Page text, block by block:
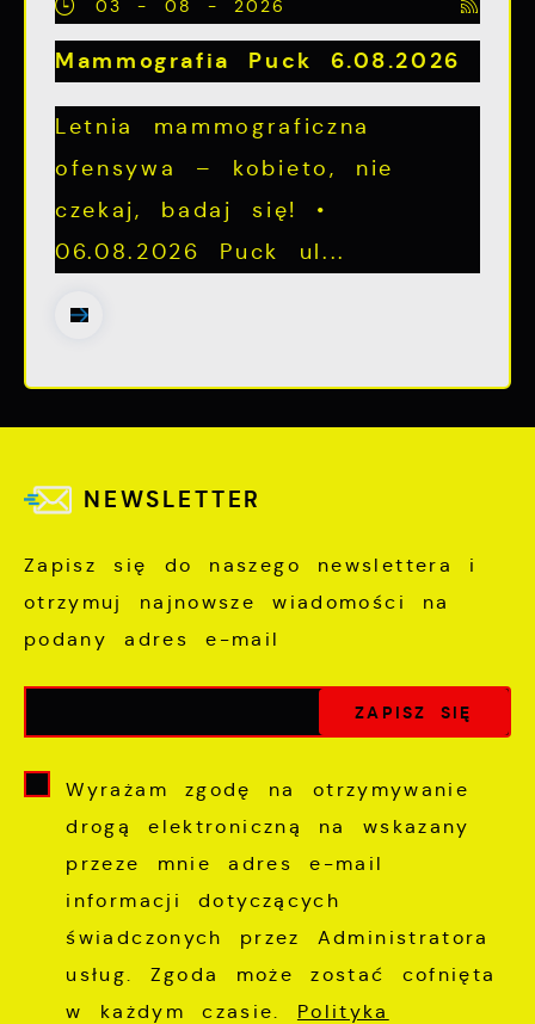
03 - 08 - 2026
Mammografia Puck 6.08.2026
Letnia mammograficzna
ofensywa – kobieto, nie
czekaj, badaj się! •
06.08.2026 Puck ul...
NEWSLETTER
Zapisz się do naszego newslettera i
otrzymuj najnowsze wiadomości na
podany adres e-mail
Wyrażam zgodę na otrzymywanie
drogą elektroniczną na wskazany
przeze mnie adres e-mail
informacji dotyczących
świadczonych przez Administratora
usług. Zgoda może zostać cofnięta
w każdym czasie. Polityka